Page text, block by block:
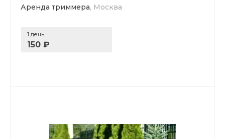
Аренда триммера, Москва
1 день
150 ₽